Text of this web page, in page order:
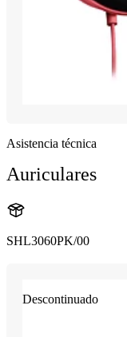
Asistencia técnica
Auriculares
SHL3060PK/00
Descontinuado